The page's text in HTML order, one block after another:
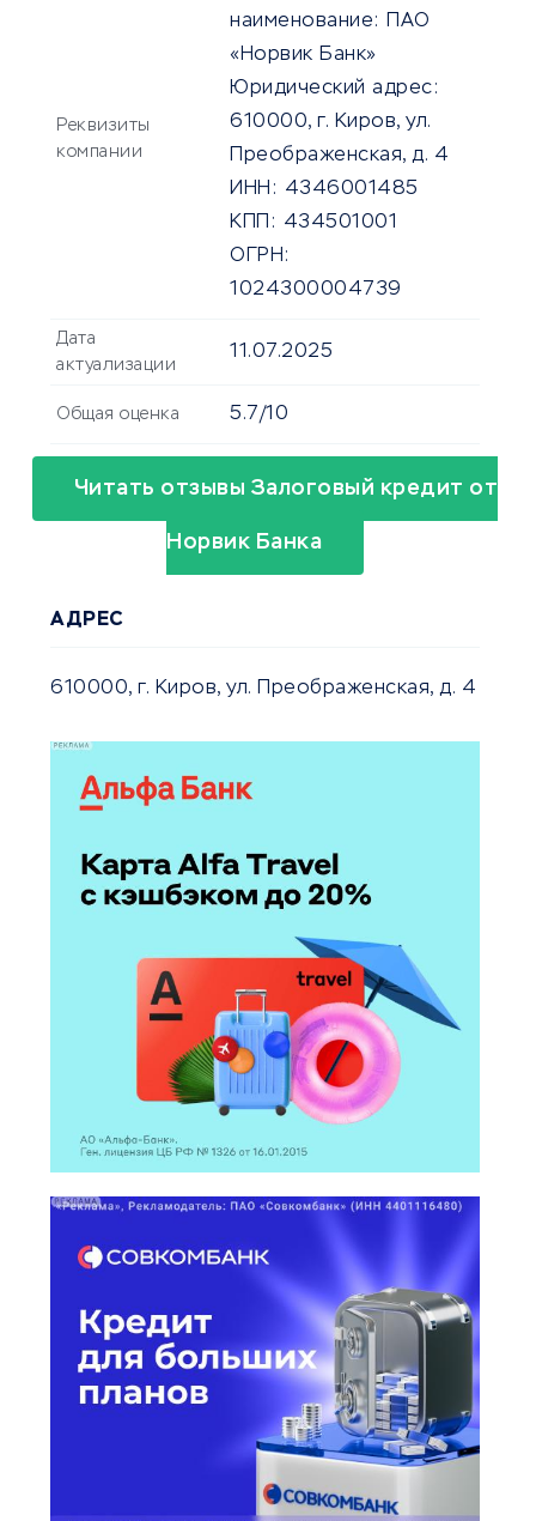
Реквизиты
компании
наименование: ПАО
«Норвик Банк»
Юридический адрес:
610000, г. Киров, ул.
Преображенская, д. 4
ИНН: 4346001485
КПП: 434501001
ОГРН:
1024300004739
Дата
актуализации
11.07.2025
Общая оценка 5.7/10
Читать отзывы Залоговый кредит от
Норвик Банка
АДРЕС
610000, г. Киров, ул. Преображенская, д. 4